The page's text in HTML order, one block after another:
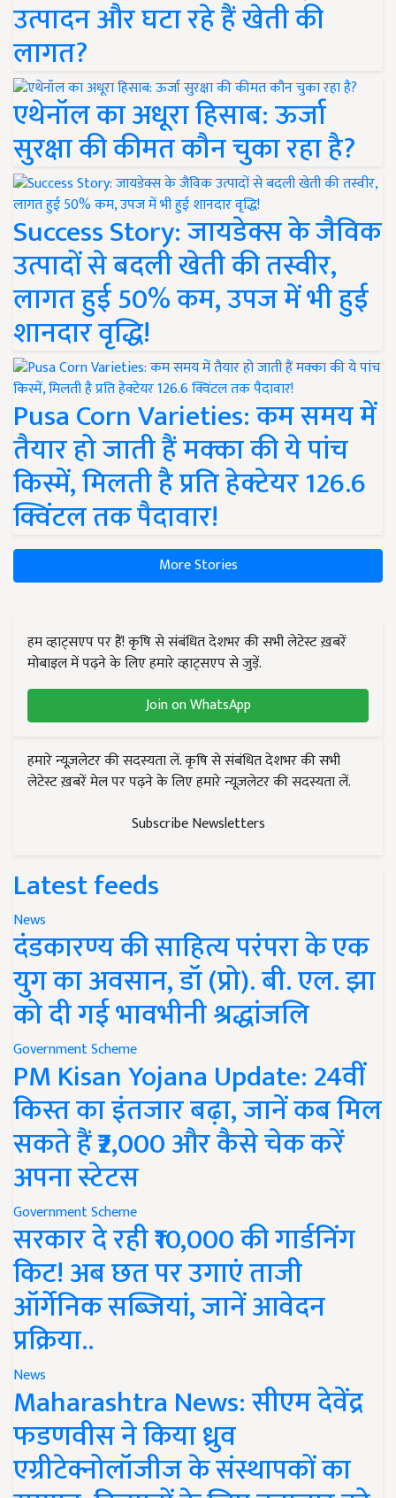
उत्पादन और घटा रहे हैं खेती की
लागत?
एथेनॉल का अधूरा हिसाब: ऊर्जा
सुरक्षा की कीमत कौन चुका रहा है?
Success Story: जायडेक्स के जैविक
उत्पादों से बदली खेती की तस्वीर,
लागत हुई 50% कम, उपज में भी हुई
शानदार वृद्धि!
Pusa Corn Varieties: कम समय में
तैयार हो जाती हैं मक्का की ये पांच
किस्में, मिलती है प्रति हेक्टेयर 126.6
क्विंटल तक पैदावार!
More Stories
हम व्हाट्सएप पर हैं! कृषि से संबंधित देशभर की सभी लेटेस्ट ख़बरें
मोबाइल में पढ़ने के लिए हमारे व्हाट्सएप से जुड़ें.
Join on WhatsApp
हमारे न्यूज़लेटर की सदस्यता लें. कृषि से संबंधित देशभर की सभी
लेटेस्ट ख़बरें मेल पर पढ़ने के लिए हमारे न्यूज़लेटर की सदस्यता लें.
Subscribe Newsletters
Latest feeds
News
दंडकारण्य की साहित्य परंपरा के एक
युग का अवसान, डॉ (प्रो). बी. एल. झा
को दी गई भावभीनी श्रद्धांजलि
Government Scheme
PM Kisan Yojana Update: 24वीं
किस्त का इंतजार बढ़ा, जानें कब मिल
सकते हैं ₹2,000 और कैसे चेक करें
अपना स्टेटस
Government Scheme
सरकार दे रही ₹10,000 की गार्डनिंग
किट! अब छत पर उगाएं ताजी
ऑर्गेनिक सब्जियां, जानें आवेदन
प्रक्रिया..
News
Maharashtra News: सीएम देवेंद्र
फडणवीस ने किया ध्रुव
एग्रीटेक्नोलॉजीज के संस्थापकों का